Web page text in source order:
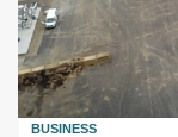
BUSINESS